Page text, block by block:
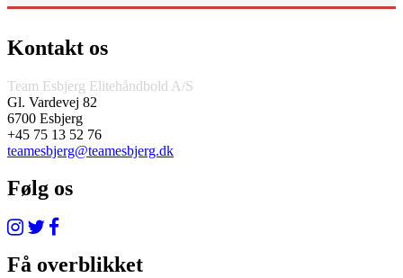
Kontakt os
Team Esbjerg Elitehåndbold A/S
Gl. Vardevej 82
6700 Esbjerg
+45 75 13 52 76
teamesbjerg@teamesbjerg.dk
Følg os
Få overblikket